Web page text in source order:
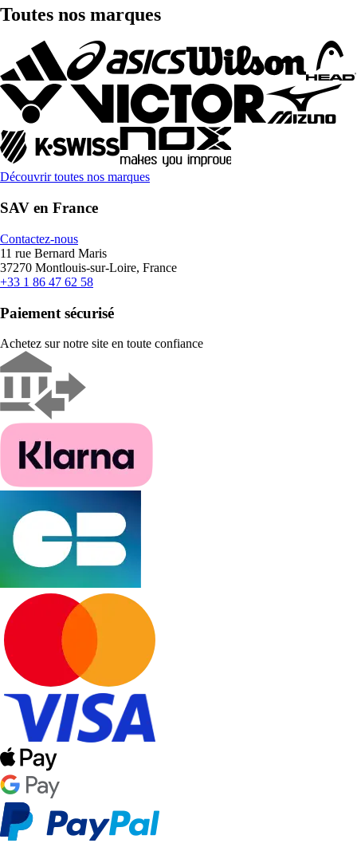
Toutes nos marques
Découvrir toutes nos marques
SAV en France
Contactez-nous
11 rue Bernard Maris
37270 Montlouis-sur-Loire, France
+33 1 86 47 62 58
Paiement sécurisé
Achetez sur notre site en toute confiance